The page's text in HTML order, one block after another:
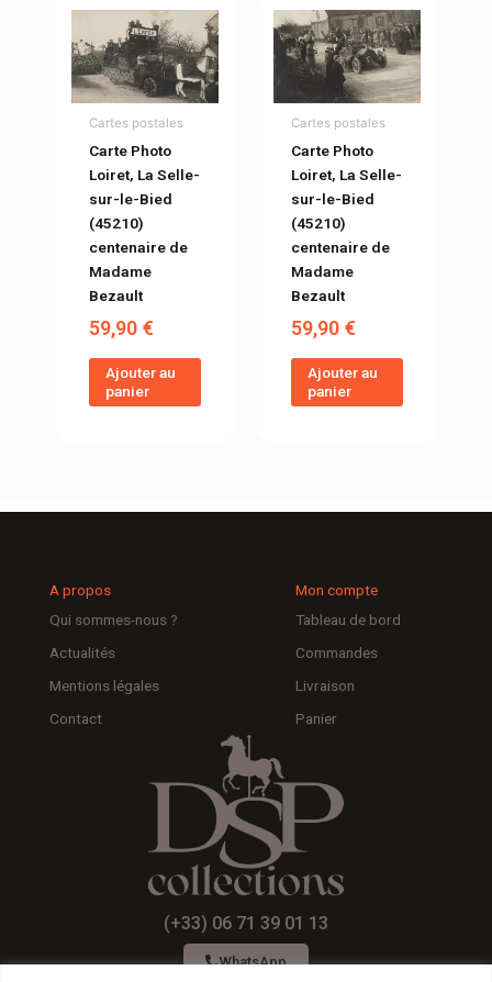
Cartes postales
Carte Photo
Loiret, La Selle-
sur-le-Bied
(45210)
centenaire de
Madame
Bezault
59,90€
Ajouter au
panier
Cartes postales
Carte Photo
Loiret, La Selle-
sur-le-Bied
(45210)
centenaire de
Madame
Bezault
59,90€
Ajouter au
panier
A propos
Qui sommes-nous ?
Actualités
Mentions légales
Contact
Mon compte
Tableau de bord
Commandes
Livraison
Panier
(+33) 06 71 39 01 13
WhatsApp